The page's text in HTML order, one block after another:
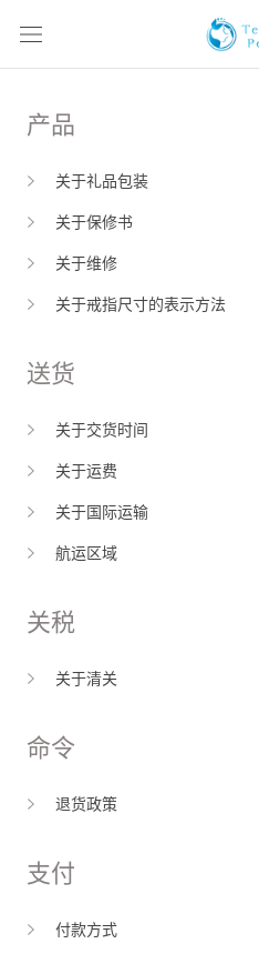
内
产品
关于礼品包装
关于保修书
关于维修
关于戒指尺寸的表示方法
送货
关于交货时间
关于运费
关于国际运输
航运区域
关税
关于清关
命令
退货政策
支付
付款方式